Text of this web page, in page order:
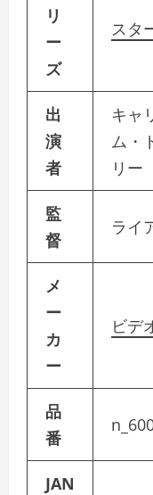
リ
ー
ズ
スタ
出
演
者
キャ
ム・
リ
監
督
ライ
メ
ー
カ
ー
ビデ
品
番
JAN